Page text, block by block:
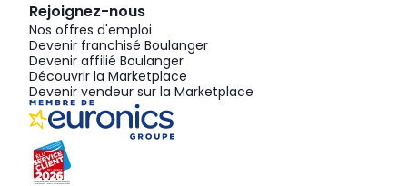
Rejoignez-nous
Nos offres d'emploi
Devenir franchisé Boulanger
Devenir affilié Boulanger
Découvrir la Marketplace
Devenir vendeur sur la Marketplace